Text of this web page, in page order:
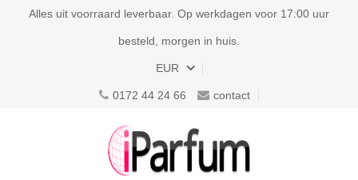
Alles uit voorraard leverbaar. Op werkdagen voor 17:00 uur
besteld, morgen in huis.
EUR
0172 44 24 66 contact